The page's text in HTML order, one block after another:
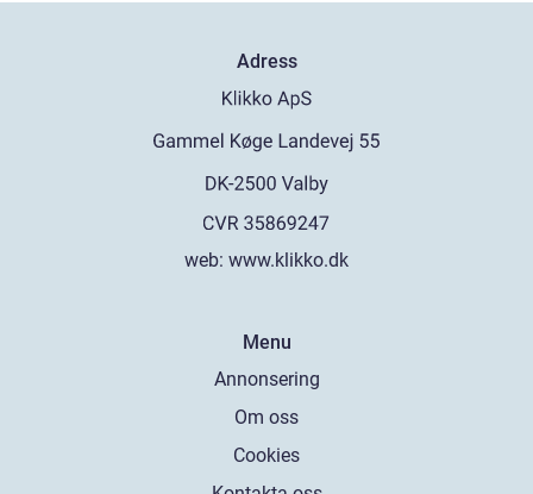
Adress
web: www.klikko.dk
Menu
Annonsering
Om oss
Cookies